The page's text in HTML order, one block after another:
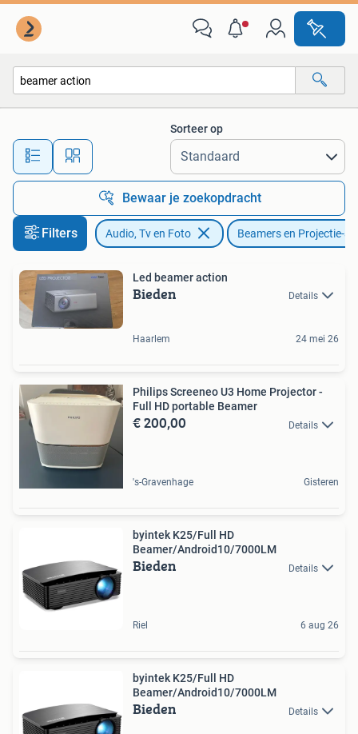
Alle afstanden…
Sorteer op
Bewaar je zoekopdracht
Filters Audio, Tv en Foto Beamers en Projectie-
Led beamer action
Bieden Details
Haarlem 24 mei 26
Philips Screeneo U3 Home Projector -
Full HD portable Beamer
€ 200,00 Details
's-Gravenhage Gisteren
byintek K25/Full HD
Beamer/Android10/7000LM
Bieden Details
Riel 6 aug 26
byintek K25/Full HD
Beamer/Android10/7000LM
Bieden Details